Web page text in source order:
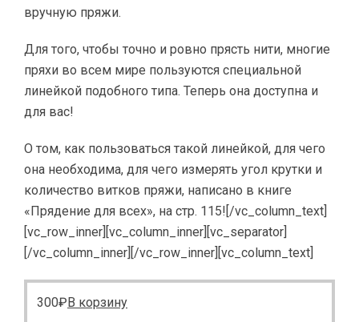
вручную пряжи.
Для того, чтобы точно и ровно прясть нити, многие
пряхи во всем мире пользуются специальной
линейкой подобного типа. Теперь она доступна и
для вас!
О том, как пользоваться такой линейкой, для чего
она необходима, для чего измерять угол крутки и
количество витков пряжи, написано в книге
«Прядение для всех», на стр. 115![/vc_column_text]
[vc_row_inner][vc_column_inner][vc_separator]
[/vc_column_inner][/vc_row_inner][vc_column_text]
300₽В корзину